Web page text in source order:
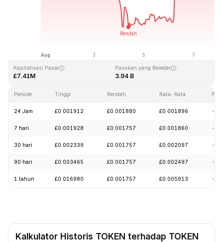
Terakhir Diperbarui: 2026-08-07, 19:55 GMT+0
£0.243269 £0.000050
Kapitalisasi Pasar
£7.41M
Pasokan yang Beredar
3.94 B
Periode Tinggi Rendah Rata-Rata
24 Jam £0.001912 £0.001880 £0.001896 -
7 hari £0.001928 £0.001757 £0.001860 -
30 hari £0.002339 £0.001757 £0.002097 -
90 hari £0.003465 £0.001757 £0.002497 -
1 tahun £0.016980 £0.001757 £0.005913 -
Kalkulator Historis TOKEN terhadap TOKEN